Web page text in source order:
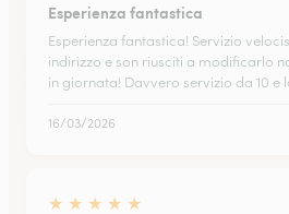
Esperienza fantastica
Esperienza fantastica! Servizio
indirizzo e son riusciti a modificarlo
in giornata! Davvero servizio da 10 e
16/03/2026
★ ★ ★ ★ ★